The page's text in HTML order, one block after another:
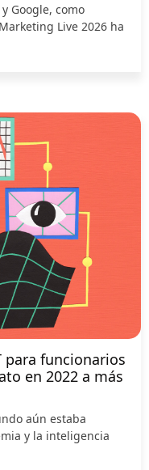
Google, como
Live 2026 ha
para funcionarios
en 2022 a más
aún estaba
y la inteligencia